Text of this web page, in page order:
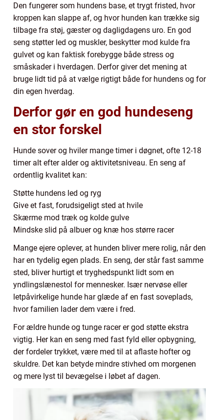
Den fungerer som hundens base, et trygt fristed, hvor
kroppen kan slappe af, og hvor hunden kan trække sig
tilbage fra støj, gæster og dagligdagens uro. En god
seng støtter led og muskler, beskytter mod kulde fra
gulvet og kan faktisk forebygge både stress og
småskader i hverdagen. Derfor giver det mening at
bruge lidt tid på at vælge rigtigt både for hundens og for
din egen hverdag.
Derfor gør en god hundeseng
en stor forskel
Hunde sover og hviler mange timer i døgnet, ofte 12-18
timer alt efter alder og aktivitetsniveau. En seng af
ordentlig kvalitet kan:
Støtte hundens led og ryg
Give et fast, forudsigeligt sted at hvile
Skærme mod træk og kolde gulve
Mindske slid på albuer og knæ hos større racer
Mange ejere oplever, at hunden bliver mere rolig, når den
har en tydelig egen plads. En seng, der står fast samme
sted, bliver hurtigt et tryghedspunkt lidt som en
yndlingslænestol for mennesker. Især nervøse eller
letpåvirkelige hunde har glæde af en fast soveplads,
hvor familien lader dem være i fred.
For ældre hunde og tunge racer er god støtte ekstra
vigtig. Her kan en seng med fast fyld eller opbygning,
der fordeler trykket, være med til at aflaste hofter og
skuldre. Det kan betyde mindre stivhed om morgenen
og mere lyst til bevægelse i løbet af dagen.